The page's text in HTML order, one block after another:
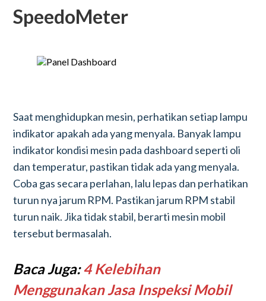
SpeedoMeter
Saat menghidupkan mesin, perhatikan setiap lampu
indikator apakah ada yang menyala. Banyak lampu
indikator kondisi mesin pada dashboard seperti oli
dan temperatur, pastikan tidak ada yang menyala.
Coba gas secara perlahan, lalu lepas dan perhatikan
turun nya jarum RPM. Pastikan jarum RPM stabil
turun naik. Jika tidak stabil, berarti mesin mobil
tersebut bermasalah.
Baca Juga:4 Kelebihan
Menggunakan Jasa Inspeksi Mobil